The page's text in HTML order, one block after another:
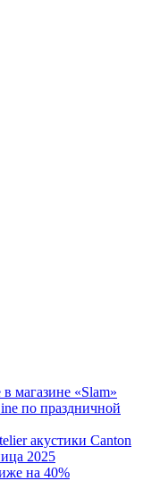
магазине «Slam»
по праздничной
акустики Canton
2025
на 40%